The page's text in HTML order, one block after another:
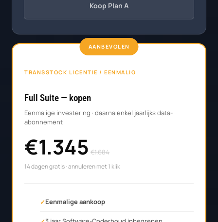
Koop Plan A
AANBEVOLEN
TRANSSTOCK LICENTIE / EENMALIG
Full Suite — kopen
Eenmalige investering · daarna enkel jaarlijks data-
abonnement
€1.345 €1.684
14 dagen gratis · annuleren met 1 klik
Eenmalige aankoop